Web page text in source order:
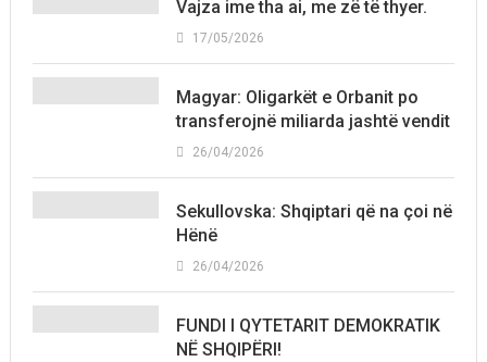
Vajza ime tha ai, me zë të thyer.
17/05/2026
Magyar: Oligarkët e Orbanit po
transferojnë miliarda jashtë vendit
26/04/2026
Sekullovska: Shqiptari që na çoi në
Hënë
26/04/2026
FUNDI I QYTETARIT DEMOKRATIK
NË SHQIPËRI!